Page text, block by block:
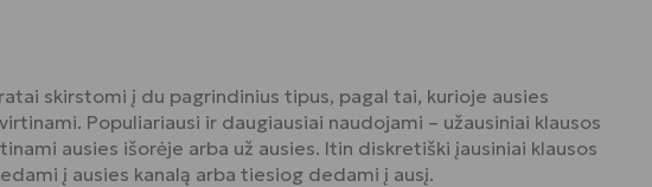
skirstomi į du pagrindinius tipus, pagal tai, kurioje ausies
Populiariausi ir daugiausiai naudojami – užausiniai klausos
ausies išorėje arba už ausies. Itin diskretiški įausiniai klausos
į ausies kanalą arba tiesiog dedami į ausį.